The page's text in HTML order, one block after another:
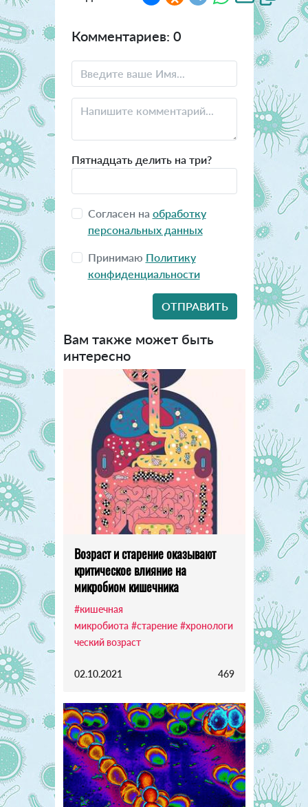
Комментариев: 0
Пятнадцать делить на три?
Согласен на обработку
персональных данных
Принимаю Политику
конфиденциальности
Вам также может быть
интересно
Возраст и старение оказывают
критическое влияние на
микробиом кишечника
#кишечная
микробиота #старение #хронологи
ческий возраст
02.10.2021 469